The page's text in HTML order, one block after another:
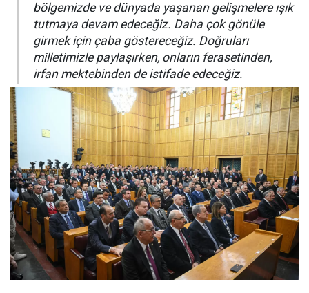
bölgemizde ve dünyada yaşanan gelişmelere ışık
tutmaya devam edeceğiz. Daha çok gönüle
girmek için çaba göstereceğiz. Doğruları
milletimizle paylaşırken, onların ferasetinden,
irfan mektebinden de istifade edeceğiz.